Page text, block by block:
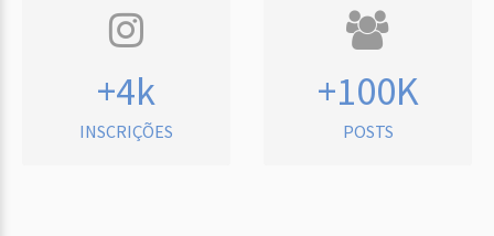
+4k
INSCRIÇÕES
+100K
POSTS